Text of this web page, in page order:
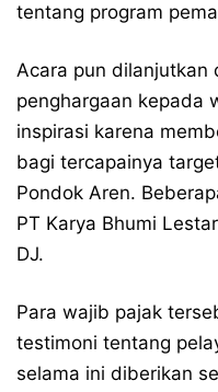
tentang program
Acara pun dilanjutkan
penghargaan kepada
inspirasi karena
bagi tercapainya
Pondok Aren.
PT Karya Bhumi
DJ.
Para wajib pajak
testimoni tentang
selama ini diberikan